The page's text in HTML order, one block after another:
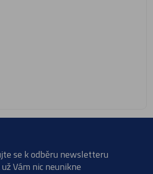
se k odběru newsletteru
Vám nic neunikne